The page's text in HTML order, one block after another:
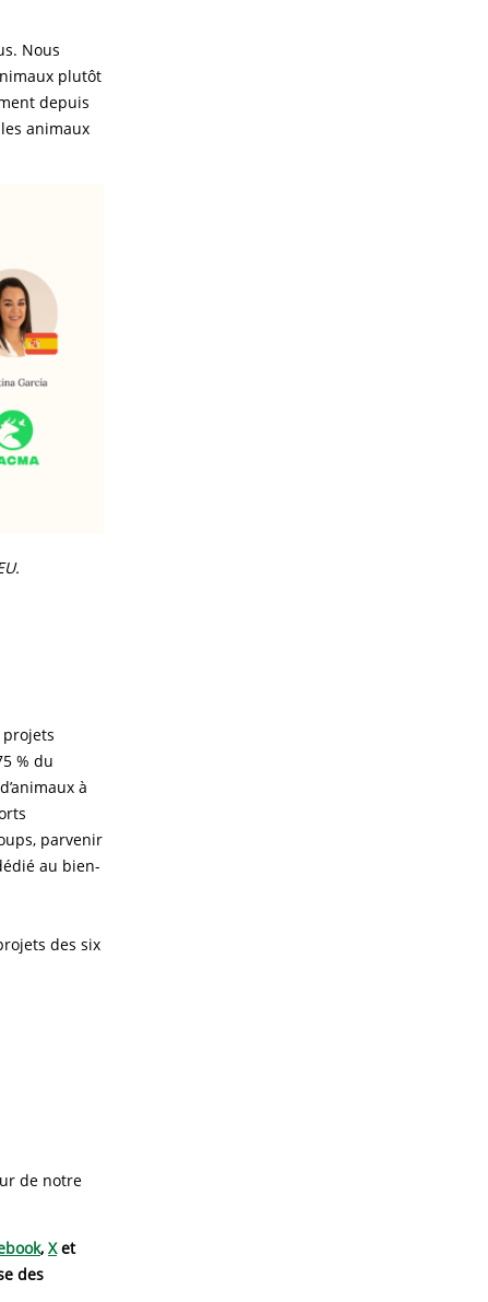
Nous
plutôt
depuis
animaux
% du
à
parvenir
au bien-
des six
de notre
, Xet
des